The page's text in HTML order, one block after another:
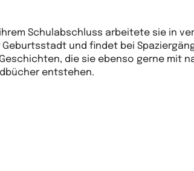
Schulabschluss arbeitete sie in
und findet bei
die sie ebenso gerne mit
entstehen.